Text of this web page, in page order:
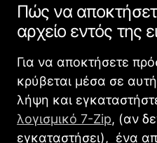
Πώς να
αρχείο εντός της
Για να αποκτήσετε
κρύβεται μέσα σε
λήψη και
λογισμικό 7-Zip, (αν
εγκαταστήσει), ένα